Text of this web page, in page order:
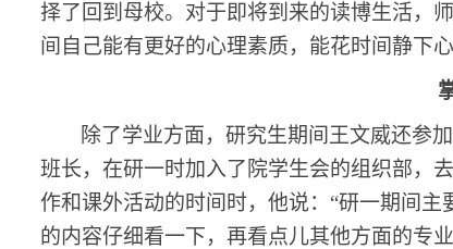
择了回到母校。对于即将到来的读博生活，
间自己能有更好的心理素质，能花时间静下心
除了学业方面，研究生期间王文威还参
班长，在研一时加入了院学生会的组织部，
作和课外活动的时间时，他说：“研一期间
的内容仔细看一下，再看点儿其他方面的专